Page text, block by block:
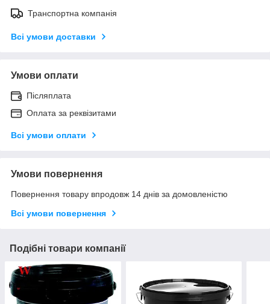
Транспортна компанія
Всі умови доставки
Умови оплати
Післяплата
Оплата за реквізитами
Всі умови оплати
Умови повернення
Повернення товару впродовж 14 днів за домовленістю
Всі умови повернення
Подібні товари компанії